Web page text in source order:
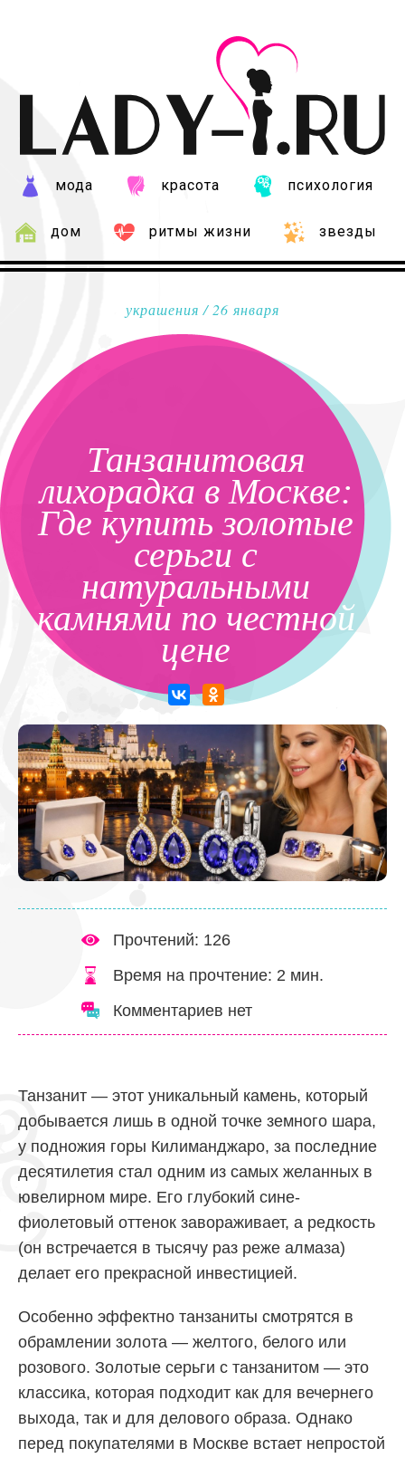
мода красота психология
дом ритмы жизни звезды
украшения / 26 января
Танзанитовая
лихорадка в Москве:
Где купить золотые
серьги с
натуральными
камнями по честной
цене
Прочтений: 126
Время на прочтение: 2 мин.
Комментариев нет
Танзанит — этот уникальный камень, который
добывается лишь в одной точке земного шара,
у подножия горы Килиманджаро, за последние
десятилетия стал одним из самых желанных в
ювелирном мире. Его глубокий сине-
фиолетовый оттенок завораживает, а редкость
(он встречается в тысячу раз реже алмаза)
делает его прекрасной инвестицией.
Особенно эффектно танзаниты смотрятся в
обрамлении золота — желтого, белого или
розового. Золотые серьги с танзанитом — это
классика, которая подходит как для вечернего
выхода, так и для делового образа. Однако
перед покупателями в Москве встает непростой